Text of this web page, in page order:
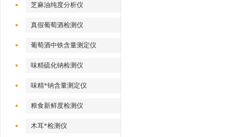
芝麻油纯度分析仪
真假葡萄酒检测仪
葡萄酒中铁含量测定仪
味精硫化钠检测仪
味精*钠含量测定仪
粮食新鲜度检测仪
木耳*检测仪